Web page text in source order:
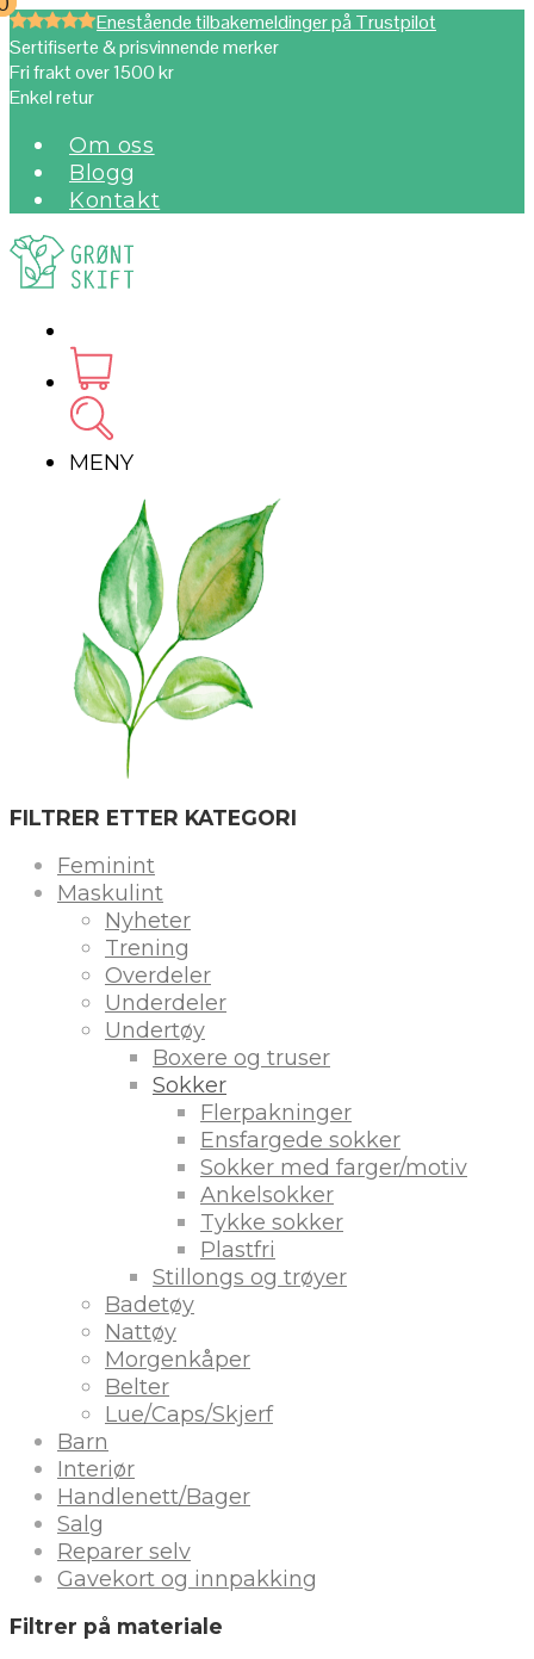
Enestående tilbakemeldinger på Trustpilot
Sertifiserte & prisvinnende merker
Fri frakt over 1500 kr
Enkel retur
Om oss
Blogg
Kontakt
MENY
FILTRER ETTER KATEGORI
Feminint
Maskulint
Nyheter
Trening
Overdeler
Underdeler
Undertøy
Boxere og truser
Sokker
Flerpakninger
Ensfargede sokker
Sokker med farger/motiv
Ankelsokker
Tykke sokker
Plastfri
Stillongs og trøyer
Badetøy
Nattøy
Morgenkåper
Belter
Lue/Caps/Skjerf
Barn
Interiør
Handlenett/Bager
Salg
Reparer selv
Gavekort og innpakking
Filtrer på materiale